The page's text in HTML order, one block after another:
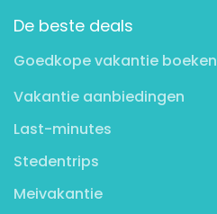
De beste deals
Goedkope vakantie boeken
Vakantie aanbiedingen
Last-minutes
Stedentrips
Meivakantie